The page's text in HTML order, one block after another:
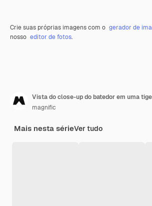
Crie suas próprias imagens com o gerador de
nosso editor de fotos.
Vista do close-up do batedor em uma
magnific
Mais nesta sérieVer tudo